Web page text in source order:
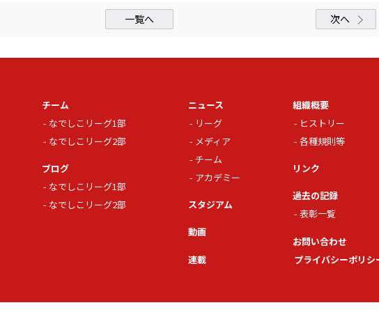
一覧へ 次へ
チーム
なでしこリーグ1部
なでしこリーグ2部
ブログ
なでしこリーグ1部
なでしこリーグ2部
ニュース
リーグ
メディア
チーム
アカデミー
スタジアム
動画
連載
組織概要
ヒストリー
各種規則等
リンク
過去の記録
表彰一覧
お問い合わせ
プライバシーポリシ